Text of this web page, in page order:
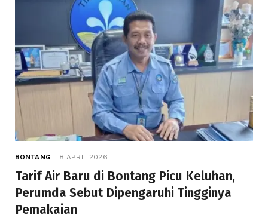
BONTANG 8 APRIL 2026
Tarif Air Baru di Bontang Picu Keluhan,
Perumda Sebut Dipengaruhi Tingginya
Pemakaian